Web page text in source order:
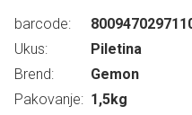
barcode:
Ukus:
Piletina
Brend:
Gemon
Pakovanje: 1,5kg